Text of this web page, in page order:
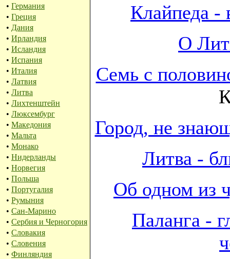
• Германия
• Греция
• Дания
• Ирландия
• Исландия
• Испания
• Италия
• Латвия
• Литва
• Лихтенштейн
• Люксембург
• Македония
• Мальта
• Монако
• Нидерланды
• Норвегия
• Польша
• Португалия
• Румыния
• Сан-Марино
• Сербия и Черногория
• Словакия
• Словения
• Финляндия
Клайпеда -
О
Семь с
Город, не
Литва -
Об одном из
Паланга -